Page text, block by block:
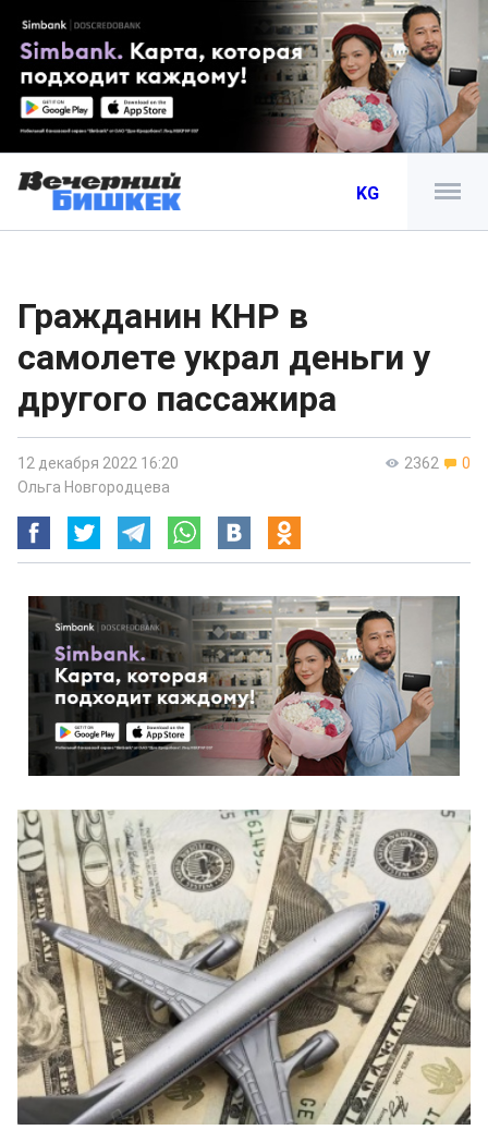
KG
Гражданин КНР в
самолете украл деньги у
другого пассажира
2362 0
12 декабря 2022 16:20
Ольга Новгородцева